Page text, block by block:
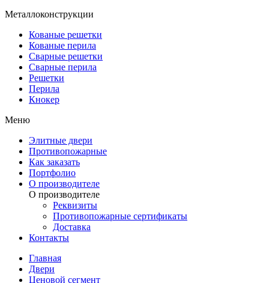
Металлоконструкции
Кованые решетки
Кованые перила
Сварные решетки
Сварные перила
Решетки
Перила
Кнокер
Меню
Элитные двери
Противопожарные
Как заказать
Портфолио
О производителе
О производителе
Реквизиты
Противопожарные сертификаты
Доставка
Контакты
Главная
Двери
Ценовой сегмент